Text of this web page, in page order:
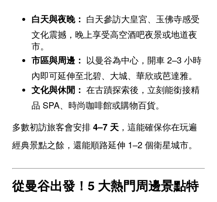
白天與夜晚： 白天參訪大皇宮、玉佛寺感受
文化震撼，晚上享受高空酒吧夜景或地道夜
市。
市區與周邊： 以曼谷為中心，開車 2–3 小時
內即可延伸至北碧、大城、華欣或芭達雅。
文化與休閒： 在古蹟探索後，立刻能銜接精
品 SPA、時尚咖啡館或購物百貨。
多數初訪旅客會安排4–7 天 ，這能確保你在玩遍
經典景點之餘，還能順路延伸 1–2 個衛星城市。
從曼谷出發！5 大熱門周邊景點特